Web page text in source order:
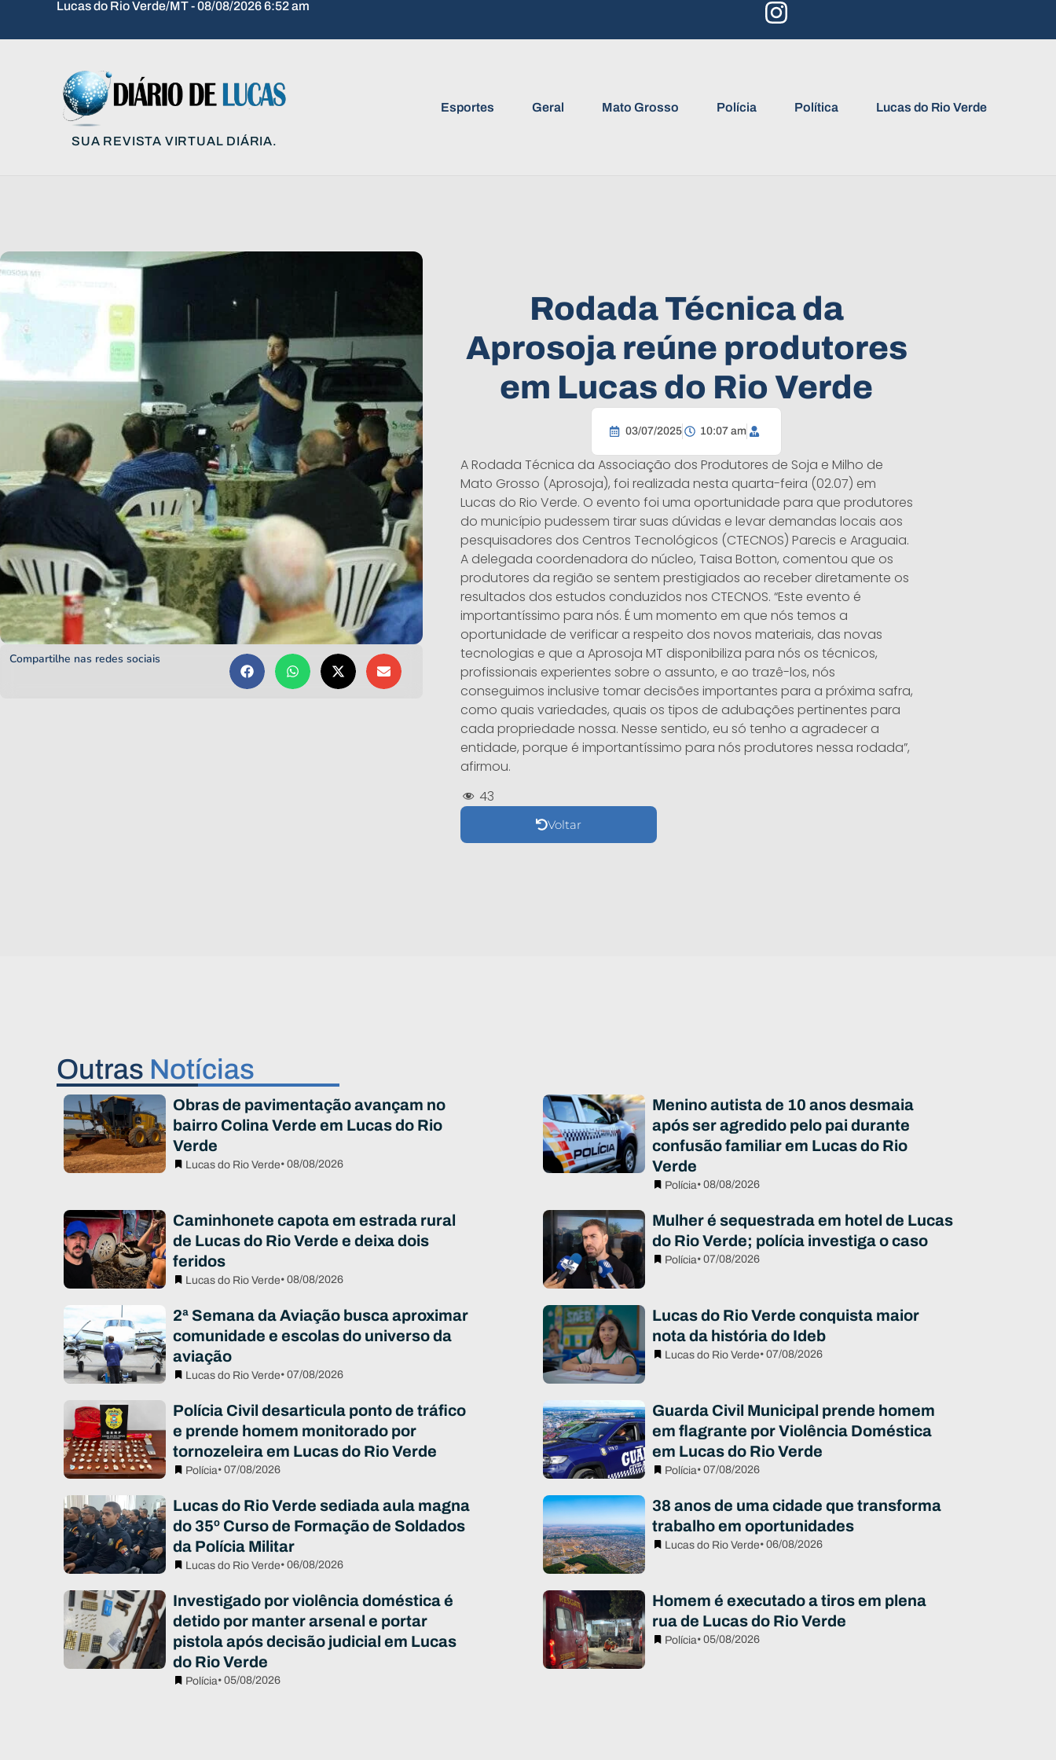
Lucas do Rio Verde/MT - 08/08/2026 6:52 am
SUA REVISTA VIRTUAL DIÁRIA.
Esportes Geral Mato Grosso Polícia Política Lucas do Rio Verde
Compartilhe nas redes sociais
Rodada Técnica da
Aprosoja reúne produtores
em Lucas do Rio Verde
03/07/2025 10:07 am
A Rodada Técnica da Associação dos Produtores de Soja e Milho de
Mato Grosso (Aprosoja), foi realizada nesta quarta-feira (02.07) em
Lucas do Rio Verde. O evento foi uma oportunidade para que produtores
do município pudessem tirar suas dúvidas e levar demandas locais aos
pesquisadores dos Centros Tecnológicos (CTECNOS) Parecis e Araguaia.
A delegada coordenadora do núcleo, Taisa Botton, comentou que os
produtores da região se sentem prestigiados ao receber diretamente os
resultados dos estudos conduzidos nos CTECNOS. “Este evento é
importantíssimo para nós. É um momento em que nós temos a
oportunidade de verificar a respeito dos novos materiais, das novas
tecnologias e que a Aprosoja MT disponibiliza para nós os técnicos,
profissionais experientes sobre o assunto, e ao trazê-los, nós
conseguimos inclusive tomar decisões importantes para a próxima safra,
como quais variedades, quais os tipos de adubações pertinentes para
cada propriedade nossa. Nesse sentido, eu só tenho a agradecer a
entidade, porque é importantíssimo para nós produtores nessa rodada”,
afirmou.
43
Voltar
Outras Notícias
Obras de pavimentação avançam no
bairro Colina Verde em Lucas do Rio
Verde
Lucas do Rio Verde• 08/08/2026
Menino autista de 10 anos desmaia
após ser agredido pelo pai durante
confusão familiar em Lucas do Rio
Verde
Polícia• 08/08/2026
Caminhonete capota em estrada rural
de Lucas do Rio Verde e deixa dois
feridos
Lucas do Rio Verde• 08/08/2026
Mulher é sequestrada em hotel de Lucas
do Rio Verde; polícia investiga o caso
Polícia• 07/08/2026
2ª Semana da Aviação busca aproximar
comunidade e escolas do universo da
aviação
Lucas do Rio Verde• 07/08/2026
Lucas do Rio Verde conquista maior
nota da história do Ideb
Lucas do Rio Verde• 07/08/2026
Polícia Civil desarticula ponto de tráfico
e prende homem monitorado por
tornozeleira em Lucas do Rio Verde
Polícia• 07/08/2026
Guarda Civil Municipal prende homem
em flagrante por Violência Doméstica
em Lucas do Rio Verde
Polícia• 07/08/2026
Lucas do Rio Verde sediada aula magna
do 35º Curso de Formação de Soldados
da Polícia Militar
Lucas do Rio Verde• 06/08/2026
38 anos de uma cidade que transforma
trabalho em oportunidades
Lucas do Rio Verde• 06/08/2026
Investigado por violência doméstica é
detido por manter arsenal e portar
pistola após decisão judicial em Lucas
do Rio Verde
Polícia• 05/08/2026
Homem é executado a tiros em plena
rua de Lucas do Rio Verde
Polícia• 05/08/2026